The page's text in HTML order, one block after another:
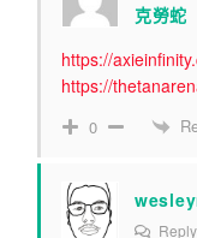
克勞蛇
https://
https://
0